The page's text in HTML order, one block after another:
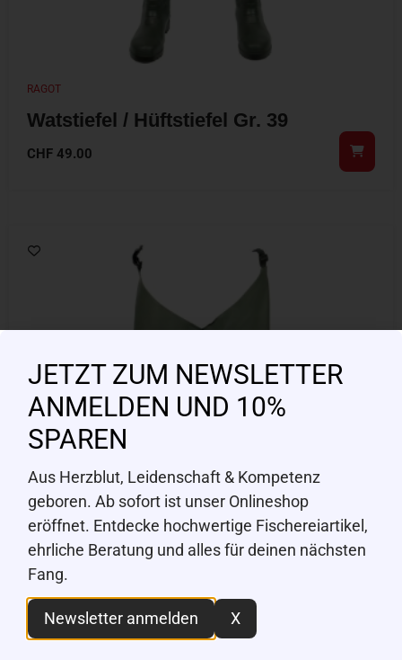
RAGOT
Watstiefel / Hüftstiefel Gr. 39
CHF 49.00
RAGOT
Watstiefel / Hüftstiefel Gr. 38
JETZT ZUM NEWSLETTER
ANMELDEN UND 10%
SPAREN
Aus Herzblut, Leidenschaft & Kompetenz
geboren. Ab sofort ist unser Onlineshop
eröffnet. Entdecke hochwertige Fischereiartikel,
ehrliche Beratung und alles für deinen nächsten
Fang.
Newsletter anmelden X